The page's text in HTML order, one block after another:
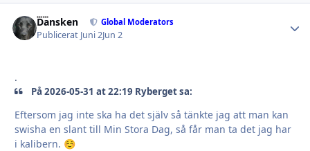
Dansken Global Moderators
Publicerat Juni 2Jun 2
.
På 2026-05-31 at 22:19 Ryberget sa:
Eftersom jag inte ska ha det själv så tänkte jag att man kan
swisha en slant till Min Stora Dag, så får man ta det jag har
i kalibern. ☺️